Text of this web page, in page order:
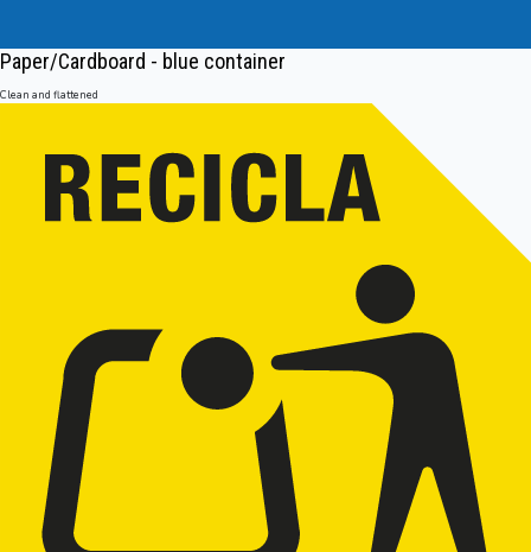
Paper/Cardboard - blue container
Clean and flattened